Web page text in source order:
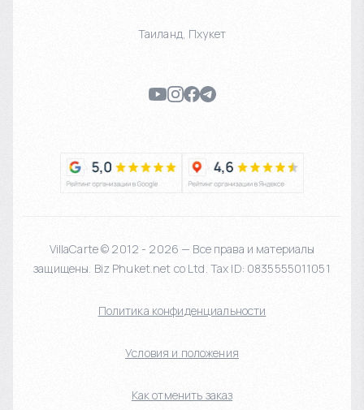
Таиланд, Пхукет
VillaCarte © 2012 - 2026 — Все права и материалы
защищены. Biz Phuket.net co Ltd. Tax ID: 0835555011051
Политика конфиденциальности
Условия и положения
Как отменить заказ